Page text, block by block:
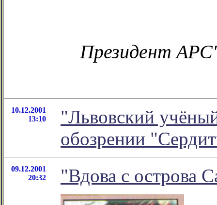
Президент
10.12.2001
13:10
"Львовский
обозрении
09.12.2001
20:32
"Вдова с острова